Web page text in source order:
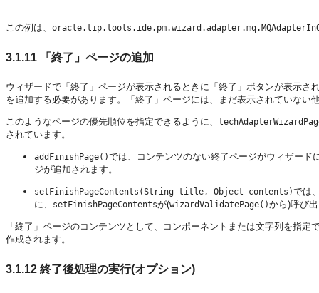
この例は、
3.1.11 「終了」ページの追加
ウィザードで「終了」ページが表示されるときに「終了」ボタンが表示
を追加する必要があります。「終了」ページには、まだ表示されていない
このようなページの優先順位を指定できるように、
されています。
addFinishPage()では、コンテンツのない終了ページがウィザー
ジが追加されます。
setFinishPageContents(String title, Object contents)では
に、
setFinishPageContentsが(wizardValidatePage()から)呼び
「終了」ページのコンテンツとして、コンポーネントまたは文字列を指
作成されます。
3.1.12 終了後処理の実行(オプション)